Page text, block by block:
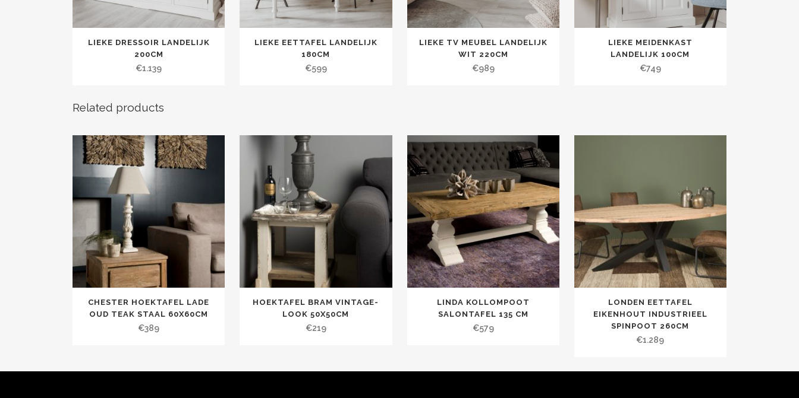
LIEKE DRESSOIR LANDELIJK
200CM
€1.139
LIEKE EETTAFEL LANDELIJK
180CM
€599
LIEKE TV MEUBEL LANDELIJK
WIT 220CM
€989
LIEKE MEIDENKAST
LANDELIJK 100CM
€749
Related products
CHESTER HOEKTAFEL LADE
OUD TEAK STAAL 60X60CM
€389
HOEKTAFEL BRAM VINTAGE-
LOOK 50X50CM
€219
LINDA KOLLOMPOOT
SALONTAFEL 135 CM
€579
LONDEN EETTAFEL
EIKENHOUT INDUSTRIEEL
SPINPOOT 260CM
€1.289